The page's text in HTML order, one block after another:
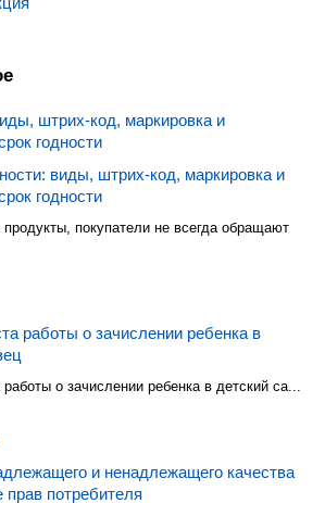
виды, штрих-код, маркировка и
годности
покупатели не всегда обращают
работы о зачислении ребенка в
о зачислении ребенка в детский са...
и ненадлежащего качества
прав потребителя